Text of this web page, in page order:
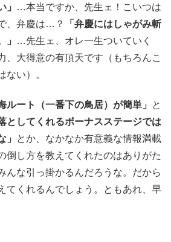
」
…本当ですか、先生ェ！こいつは
、弁慶は…？
「弁慶にはしゃがみ斬
」
…先生ェ、オレ一生ついていく
、大得意の有頂天です（もちろんこ
ない）。
ルート（一番下の鳥居）が簡単」
と
としてくれるボーナスステージでは
」
とか、なかなか有意義な情報満載
倒し方を教えてくれたのはありがた
んな引っ掛かるんだろうな。だから
てくれるんでしょう。ともあれ、早